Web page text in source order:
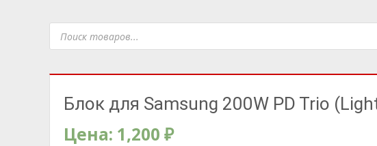
Поиск
товаров
Блок для Samsung 200W PD Trio
Цена: 1,200 ₽